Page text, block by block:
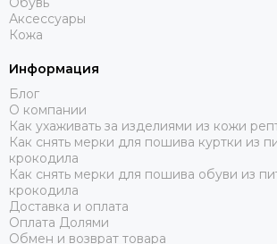
Аксессуары
Кожа
Информация
Блог
О компании
Как ухаживать за изделиями из кожи
Как снять мерки для пошива куртки из
крокодила
Как снять мерки для пошива обуви из
крокодила
Доставка и оплата
Оплата Долями
Обмен и возврат товара